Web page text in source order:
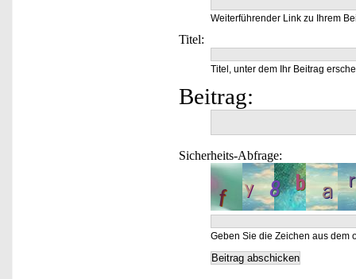
Weiterführender Link zu Ihrem
Titel:
Titel, unter dem Ihr Beitrag
Beitrag:
Sicherheits-Abfrage:
Geben Sie die Zeichen aus dem